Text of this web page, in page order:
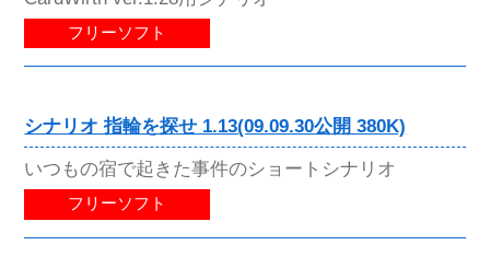
フリーソフト
シナリオ 指輪を探せ 1.13(09.09.30公開 380K)
いつもの宿で起きた事件のショートシナリオ
フリーソフト